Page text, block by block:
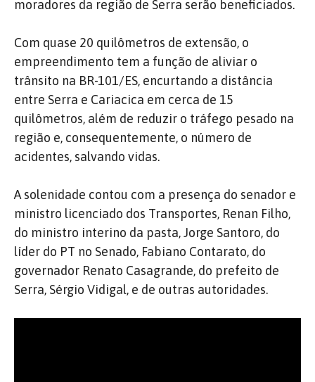
moradores da região de Serra serão beneficiados.
Com quase 20 quilômetros de extensão, o
empreendimento tem a função de aliviar o
trânsito na BR-101/ES, encurtando a distância
entre Serra e Cariacica em cerca de 15
quilômetros, além de reduzir o tráfego pesado na
região e, consequentemente, o número de
acidentes, salvando vidas.
A solenidade contou com a presença do senador e
ministro licenciado dos Transportes, Renan Filho,
do ministro interino da pasta, Jorge Santoro, do
líder do PT no Senado, Fabiano Contarato, do
governador Renato Casagrande, do prefeito de
Serra, Sérgio Vidigal, e de outras autoridades.